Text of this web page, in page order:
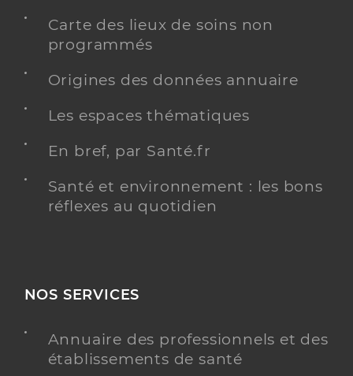
Carte des lieux de soins non
programmés
Origines des données annuaire
Les espaces thématiques
En bref, par Santé.fr
Santé et environnement : les bons
réflexes au quotidien
NOS SERVICES
Annuaire des professionnels et des
établissements de santé